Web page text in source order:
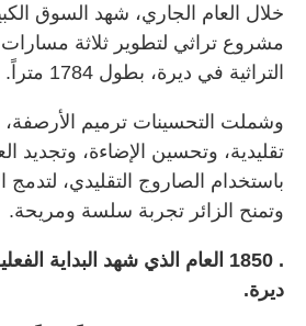
خلال العام الجاري، شهد السوق
مشروع تراثي لتطوير ثلاثة
التراثية في ديرة، بطول 1784 متراً.
وشملت التحسينات ترميم
تقليدية، وتحسين الإضاءة، وتجديد
باستخدام الصاروج التقليدي، لتدمج
وتمنح الزائر تجربة سلسة ومريحة.
. 1850 العام الذي شهد البداية
ديرة.